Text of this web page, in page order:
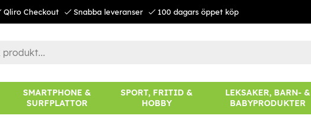
Qliro Checkout Snabba leveranser 100 dagars öppet köp
SMARTPHONE &
SURFPLATTOR
SPORT, FRITID &
HOBBY
LEKSAKER, BARN- &
BABYPRODUKTER